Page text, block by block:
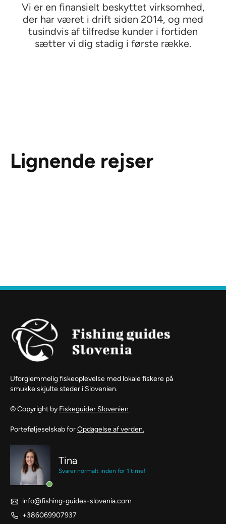
Vi er en finansielt beskyttet virksomhed,
der har været i drift siden 2014, og med
tusindvis af tilfredse kunder i fortiden
sætter vi dig stadig i første række.
Lignende rejser
Uforglemmelig fiskeoplevelse med lokale fiskere på
smukke skjulte steder i Slovenien.
© Copyright by Fiskeguider Slovenien
Porteføljeselskab forOpdagelse af verden.
Tina
Svarer normalt inden for 1 time!
info@fishing-guides-slovenia.com
+386069907937